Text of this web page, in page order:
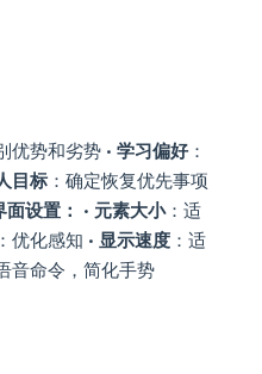
优势和劣势 • 学习偏好：
目标：确定恢复优先事项
面设置： • 元素大小：适
优化感知 • 显示速度：适
音命令，简化手势